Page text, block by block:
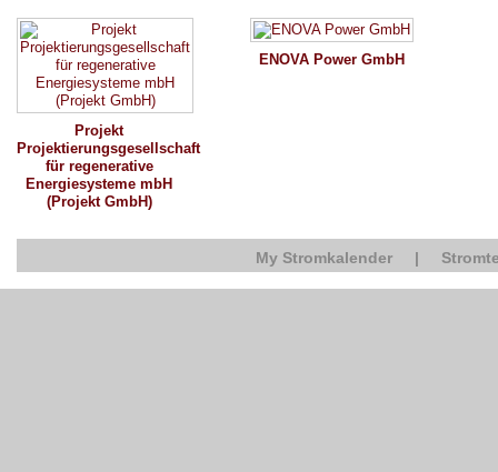
Projekt
Projektierungsgesellschaft
für regenerative
Energiesysteme mbH
(Projekt GmbH)
ENOVA Power GmbH
My Stromkalender |